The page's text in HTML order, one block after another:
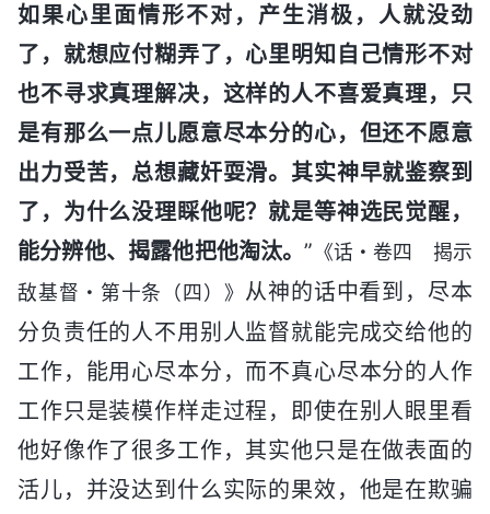
如果心里面情形不对，产生消极，人就没劲
了，就想应付糊弄了，心里明知自己情形不对
也不寻求真理解决，这样的人不喜爱真理，只
是有那么一点儿愿意尽本分的心，但还不愿意
出力受苦，总想藏奸耍滑。其实神早就鉴察到
了，为什么没理睬他呢？就是等神选民觉醒，
能分辨他、揭露他把他淘汰。” 《话・卷四 揭示
敌基督・第十条（四）》 从神的话中看到，尽本
分负责任的人不用别人监督就能完成交给他的
工作，能用心尽本分，而不真心尽本分的人作
工作只是装模作样走过程，即使在别人眼里看
他好像作了很多工作，其实他只是在做表面的
活儿，并没达到什么实际的果效，他是在欺骗